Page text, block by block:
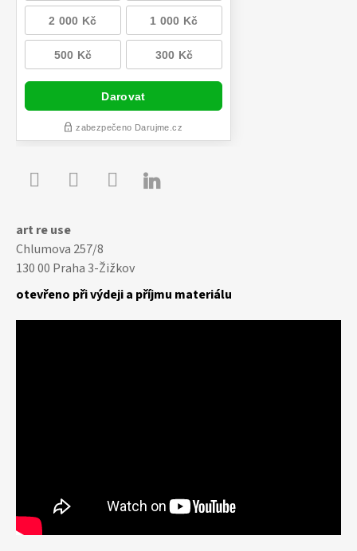

art re use
Chlumova 257/8
130 00 Praha 3-Žižkov
otevřeno při výdeji a příjmu materiálu